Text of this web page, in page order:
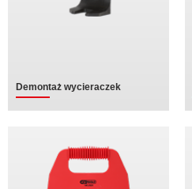
Demontaż wycieraczek